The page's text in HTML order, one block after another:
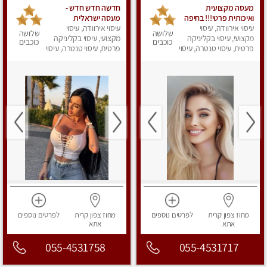
מעסה מקצועית
ואיכותית פרטי!!! בחיפה
עיסוי אירוודה, עיסוי
מקצועי, עיסוי בקליניקה
פרטית, עיסוי טנטרה, עיסוי
שלושה
כוכבים
מחוז צפוןקרית
אתא
לפרטים נוספים
055-4531717
חדשה חדש חדש -
מעסה ישראלית
מהממת, חדשה לגמרי
בקריות
עיסוי אירוודה, עיסוי
מקצועי, עיסוי בקליניקה
פרטית, עיסוי טנטרה, עיסוי
שלושה
כוכבים
מחוז צפוןקרית
אתא
לפרטים נוספים
055-4531758